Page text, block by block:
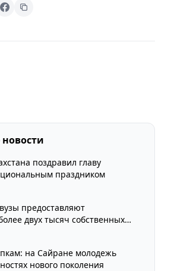
поздравил главу
праздником
предоставляют
двух тысяч собственных
грантов
на Сайране молодежь
нового поколения